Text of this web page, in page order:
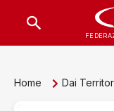
Home Dai